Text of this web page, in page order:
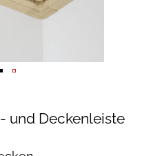
und Deckenleiste